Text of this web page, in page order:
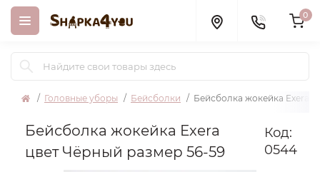
0
Головные уборы Бейсболки Бейсболка жокейка Exera
Бейсболка жокейка Exera
цвет Чёрный размер 56-59
Код:
0544